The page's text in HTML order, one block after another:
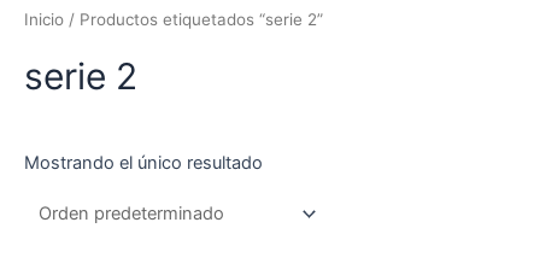
Inicio / Productos etiquetados “serie 2”
serie 2
Mostrando el único resultado